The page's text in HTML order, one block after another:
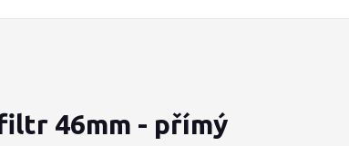
46mm - přímý